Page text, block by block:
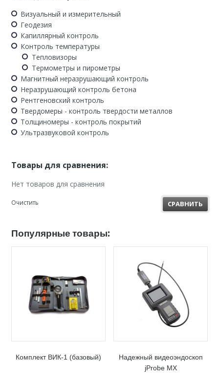
Визуальный и измерительный
Геодезия
Капиллярный контроль
Контроль температуры
Тепловизоры
Термометры и пирометры
Магнитный неразрушающий контроль
Неразрушающий контроль бетона
Рентгеновский контроль
Твердомеры - контроль твердости металлов
Толщиномеры - контроль покрытий
Ультразвуковой контроль
Товары для сравнения:
Нет товаров для сравнения
Очистить СРАВНИТЬ
Популярные товары:
Комплект ВИК-1 (базовый)
Надежный видеоэндоскоп
jProbe MX